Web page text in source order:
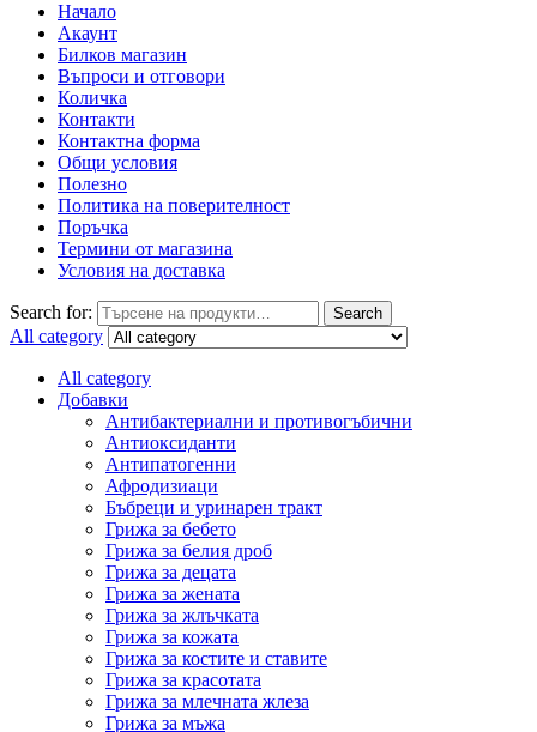
Начало
Акаунт
Билков магазин
Въпроси и отговори
Количка
Контакти
Контактна форма
Общи условия
Полезно
Политика на поверителност
Поръчка
Термини от магазина
Условия на доставка
Search for: Search
All category
All category
Добавки
Антибактериални и противогъбични
Антиоксиданти
Антипатогенни
Афродизиаци
Бъбреци и уринарен тракт
Грижа за бебето
Грижа за белия дроб
Грижа за децата
Грижа за жената
Грижа за жлъчката
Грижа за кожата
Грижа за костите и ставите
Грижа за красотата
Грижа за млечната жлеза
Грижа за мъжа